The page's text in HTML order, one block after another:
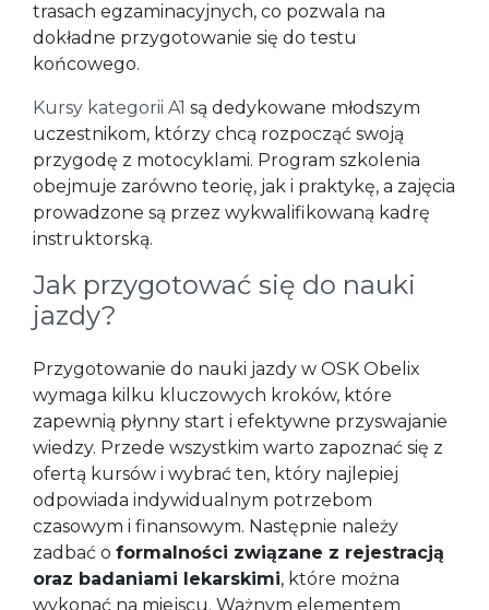
trasach egzaminacyjnych, co pozwala na
dokładne przygotowanie się do testu
końcowego.
Kursy kategorii A1 są dedykowane młodszym
uczestnikom, którzy chcą rozpocząć swoją
przygodę z motocyklami. Program szkolenia
obejmuje zarówno teorię, jak i praktykę, a zajęcia
prowadzone są przez wykwalifikowaną kadrę
instruktorską.
Jak przygotować się do nauki
jazdy?
Przygotowanie do nauki jazdy w OSK Obelix
wymaga kilku kluczowych kroków, które
zapewnią płynny start i efektywne przyswajanie
wiedzy. Przede wszystkim warto zapoznać się z
ofertą kursów i wybrać ten, który najlepiej
odpowiada indywidualnym potrzebom
czasowym i finansowym. Następnie należy
zadbać o formalności związane z rejestracją
oraz badaniami lekarskimi, które można
wykonać na miejscu. Ważnym elementem